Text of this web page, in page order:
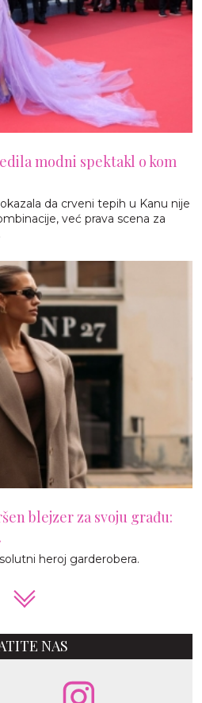
modni spektakl o kom
da crveni tepih u Kanu nije
već prava scena za
blejzer za svoju građu:
heroj garderobera.
NAS